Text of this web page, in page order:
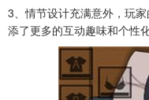
3、情节设计充满意外，玩
添了更多的互动趣味和个性化